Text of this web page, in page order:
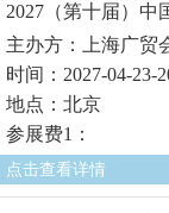
2027（第十届）中
主办方：上海广贸
时间：2027-04-23-
地点：北京
参展费1：
点击查看详情